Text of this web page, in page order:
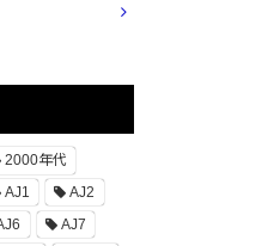
2000年代
AJ1
AJ2
AJ7